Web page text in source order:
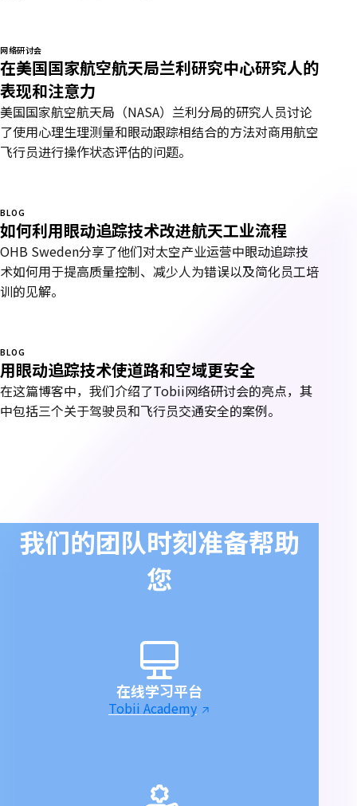
网络研讨会
在美国国家航空航天局兰利研究中心研究人的
表现和注意力
美国国家航空航天局（NASA）兰利分局的研究人员讨论
了使用心理生理测量和眼动跟踪相结合的方法对商用航空
飞行员进行操作状态评估的问题。
BLOG
如何利用眼动追踪技术改进航天工业流程
OHB Sweden分享了他们对太空产业运营中眼动追踪技
术如何用于提高质量控制、减少人为错误以及简化员工培
训的见解。
BLOG
用眼动追踪技术使道路和空域更安全
在这篇博客中，我们介绍了Tobii网络研讨会的亮点，其
中包括三个关于驾驶员和飞行员交通安全的案例。
我们的团队时刻准备帮助
您
在线学习平台
Tobii Academy